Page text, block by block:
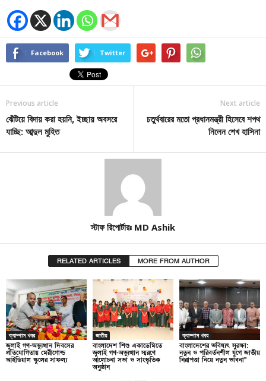
Facebook Twitter
Previous article
ঝেঁটিয়ে বিদায় করা হয়নি, ইচ্ছায় অবসরে
যাচ্ছি: আব্দুল মুহিত
Next article
চতুর্থবারের মতো প্রধানমন্ত্রী হিসেবে শপথ
নিলেন শেখ হাসিনা
স্টাফ রিপোর্টারঃ MD Ashik
RELATED ARTICLES MORE FROM AUTHOR
ক্যাম্পাস খবর
জুলাই গণ-অভ্যুত্থান দিবসের
প্রতিযোগিতায় মেরীগোল্ড
আইডিয়াল স্কুলের সাফল্য
জাতীয়
বাংলাদেশ শিশু একাডেমিতে
জুলাই গণ-অভ্যুত্থান স্মরণে
আলোচনা সভা ও সাংস্কৃতিক
অনুষ্ঠান
ক্যাম্পাস খবর
বাংলাদেশের ভবিষ্যৎ সুরক্ষা:
নতুন ও পরিবর্তনশীল যুগে জাতীয়
নিরাপত্তা নিয়ে নতুন ভাবনা”